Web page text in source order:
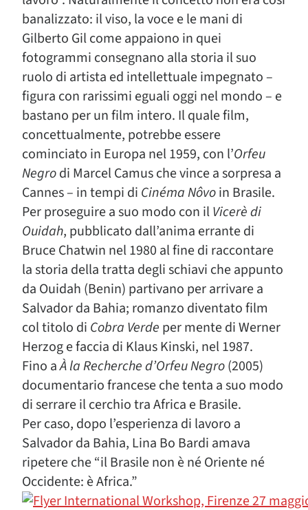
banalizzato: il viso, la voce e le mani di
Gilberto Gil come appaiono in quei
fotogrammi consegnano alla storia il suo
ruolo di artista ed intellettuale impegnato –
figura con rarissimi eguali oggi nel mondo – e
bastano per un film intero. Il quale film,
concettualmente, potrebbe essere
cominciato in Europa nel 1959, con l’Orfeu
Negrodi Marcel Camus che vince a sorpresa a
Cannes – in tempi di Cinéma Nôvoin Brasile.
Per proseguire a suo modo con ilVicerè di
Ouidah, pubblicato dall’anima errante di
Bruce Chatwin nel 1980 al fine di raccontare
la storia della tratta degli schiavi che appunto
da Ouidah (Benin) partivano per arrivare a
Salvador da Bahia; romanzo diventato film
col titolo di Cobra Verde per mente di Werner
Herzog e faccia di Klaus Kinski, nel 1987.
Fino aÀ la Recherche d’Orfeu Negro(2005)
documentario francese che tenta a suo modo
di serrare il cerchio tra Africa e Brasile.
Per caso, dopo l’esperienza di lavoro a
Salvador da Bahia, Lina Bo Bardi amava
ripetere che “il Brasile non è né Oriente né
Occidente: è Africa.”